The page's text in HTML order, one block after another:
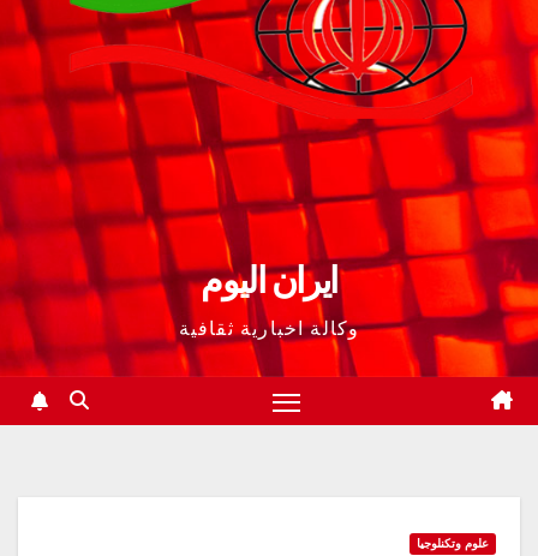
ايران اليوم
وكالة اخبارية ثقافية
علوم وتكنلوجيا